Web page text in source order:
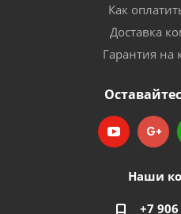
Как
Доставка
Гарантия
Наши
+7